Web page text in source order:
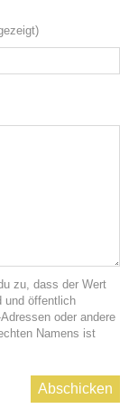
zu, dass der Wert
und öffentlich
oder andere
Namens ist
Abschicken